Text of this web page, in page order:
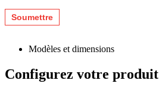
Modèles et dimensions
Configurez votre produit